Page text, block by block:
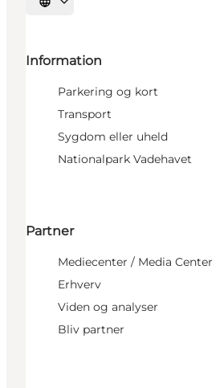
Vælg sprog
Information
Parkering og kort
Transport
Sygdom eller uheld
Nationalpark Vadehavet
Partner
Mediecenter / Media Center
Erhverv
Viden og analyser
Bliv partner